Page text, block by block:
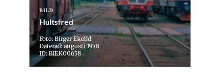
BILD
Hultsfred
Foto: Birger Ekelid
Daterad: augusti 1978
ID: BIEK00658